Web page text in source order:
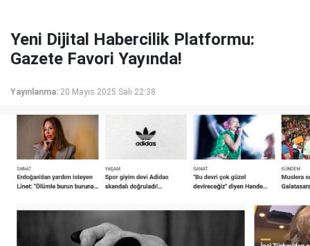
Yeni Dijital Habercilik Platformu:
Gazete Favori Yayında!
Yayınlanma: 20 Mayıs 2025 Salı 22:38